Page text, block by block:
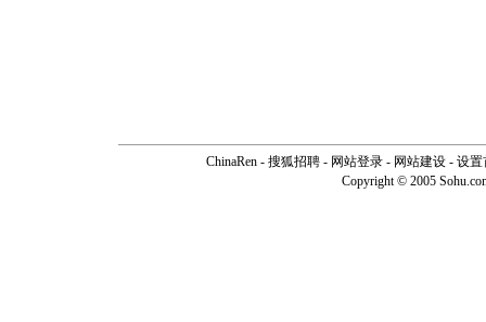
ChinaRen - 搜狐招聘 - 网站登录 - 网站建设 - 设置
Copyright © 2005